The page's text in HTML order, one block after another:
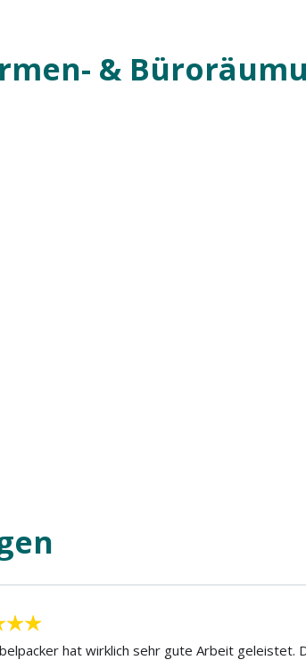
&
hat wirklich sehr gute Arbeit geleistet.